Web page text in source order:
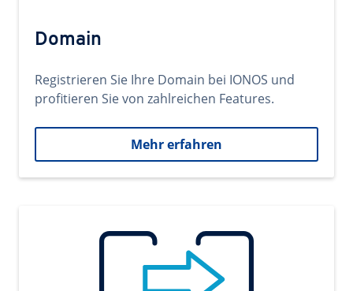
Domain
Registrieren Sie Ihre Domain bei IONOS und
profitieren Sie von zahlreichen Features.
Mehr erfahren